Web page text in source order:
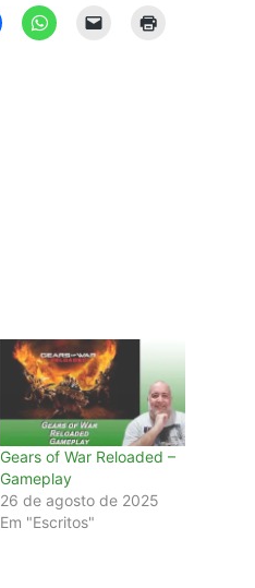
Gears of War Reloaded –
Gameplay
26 de agosto de 2025
Em "Escritos"